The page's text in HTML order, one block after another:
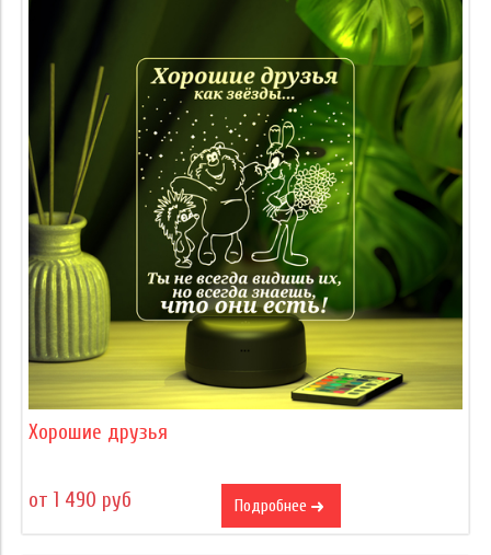
Хорошие друзья
от 1 490 руб Подробнее